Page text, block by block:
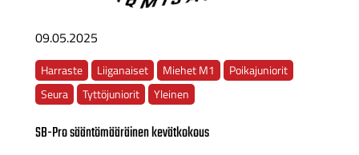
09.05.2025
Harraste Liiganaiset Miehet M1
Poikajuniorit
Seura
Tyttöjuniorit Yleinen
SB-Pro sääntömääräinen kevätkokous